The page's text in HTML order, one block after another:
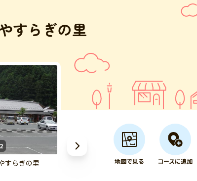
すらぎの里
すらぎの里 地図で見る コースに追加